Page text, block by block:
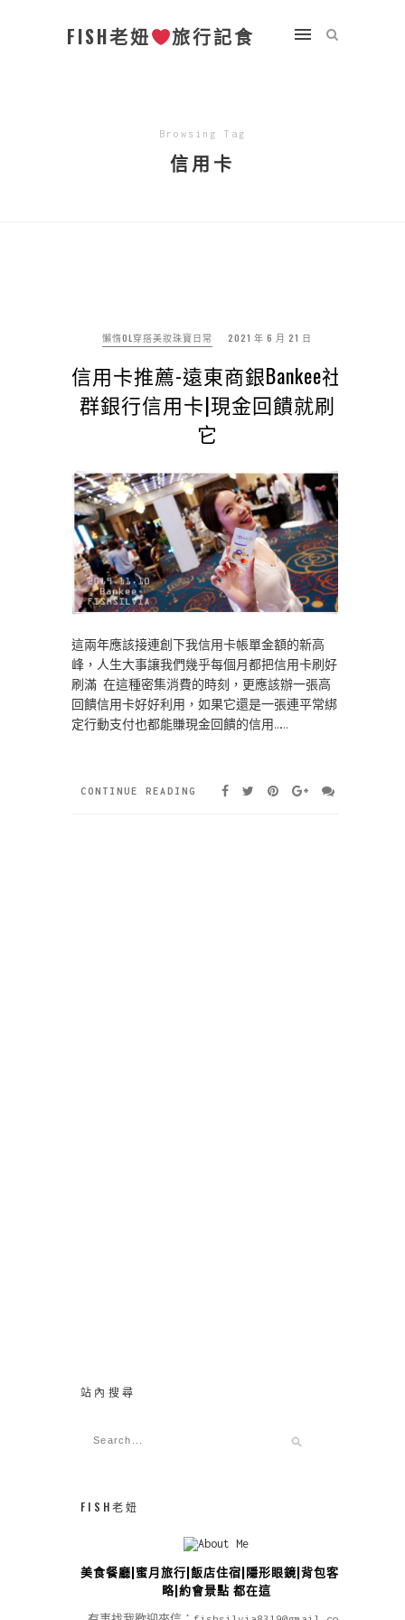
FISH老妞 旅行記食
Browsing Tag
信用卡
懶惰OL穿搭美妝珠寶日常 2021 年 6 月 21 日
信用卡推薦-遠東商銀Bankee社
群銀行信用卡|現金回饋就刷
它
這兩年應該接連創下我信用卡帳單金額的新高
峰，人生大事讓我們幾乎每個月都把信用卡刷好
刷滿 在這種密集消費的時刻，更應該辦一張高
回饋信用卡好好利用，如果它還是一張連平常綁
定行動支付也都能賺現金回饋的信用……
CONTINUE READING
站內搜尋
FISH老妞
美食餐廳|蜜月旅行|飯店住宿|隱形眼鏡|背包客攻
略|約會景點 都在這